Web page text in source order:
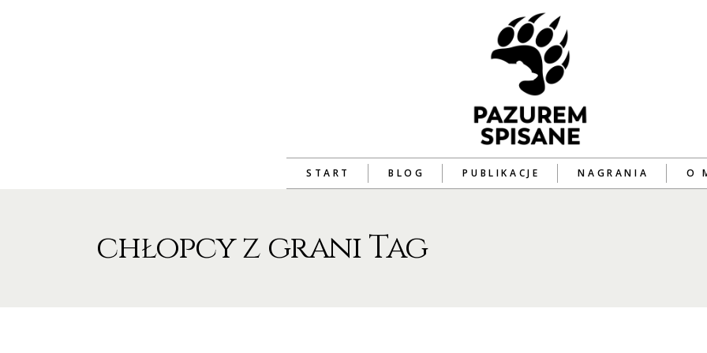
START BLOG PUBLIKACJE NAGRANIA O
chłopcy z grani Tag